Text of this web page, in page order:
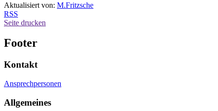
Aktualisiert von: M.Fritzsche
RSS
Seite drucken
Footer
Kontakt
Ansprechpersonen
Allgemeines